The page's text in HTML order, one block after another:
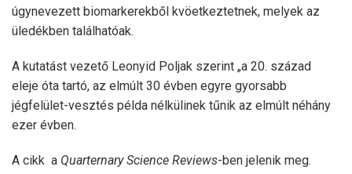
úgynevezett biomarkerekből kvöetkeztetnek, melyek az
üledékben találhatóak.
A kutatást vezető Leonyid Poljak szerint „a 20. század
eleje óta tartó, az elmúlt 30 évben egyre gyorsabb
jégfelület-vesztés példa nélkülinek tűnik az elmúlt néhány
ezer évben.
A cikk a Quarternary Science Reviews-ben jelenik meg.